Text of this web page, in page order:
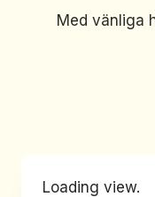
Med vänliga
Loading view.